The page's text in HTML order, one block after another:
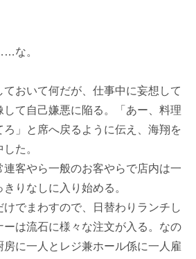
な。
おいて何だが、仕事中に妄想して
て自己嫌悪に陥る。「あー、料理
」と席へ戻るように伝え、海翔を
た。
客やら一般のお客やらで店内は一
りなしに入り始める。
でまわすので、日替わりランチし
は流石に様々な注文が入る。なの
に一人とレジ兼ホール係に一人雇